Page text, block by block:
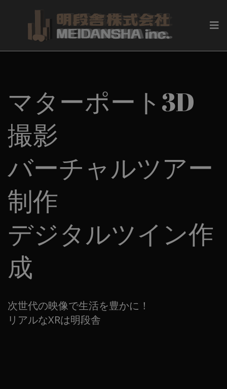
マターポート3D
撮影
バーチャルツアー
制作
デジタルツイン作
成
次世代の映像で生活を豊かに！
リアルなXRは明段舎